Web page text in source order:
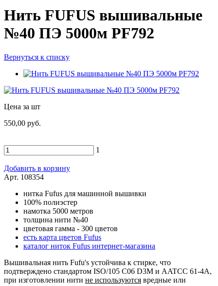
Нить FUFUS вышивальные
№40 ПЭ 5000м PF792
Вернуться к списку
Цена за шт
550,00 руб.
1
Добавить в корзину
Арт. 108354
нитка Fufus для машинной вышивки
100% полиэстер
намотка 5000 метров
толщина нити №40
цветовая гамма - 300 цветов
есть карта цветов Fufus
каталог ниток Fufus интернет-магазина
Вышивальная нить Fufu's устойчива к стирке, что
подтверждено стандартом ISO/105 C06 D3M и AATCC 61-4A,
при изготовлении нити не используются вредные или